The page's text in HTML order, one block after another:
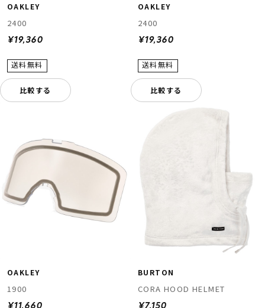
OAKLEY
2400
¥19,360
比較する
OAKLEY
2400
¥19,360
比較する
OAKLEY
1900
BURTON
CORA HOOD HELMET